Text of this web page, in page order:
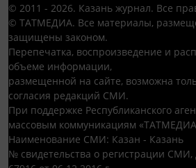
© 2011 - 2026. Казань журнал. Все
© ТАТМЕДИА. Все материалы,
защищены законом.
Перепечатка, воспроизведение и
объеме информации,
размещенной на сайте, возможна
согласия редакций СМИ.
При поддержке Республиканского
массовым коммуникациям
Наименование СМИ: Казан - Казань
№ свидетельства о регистрации